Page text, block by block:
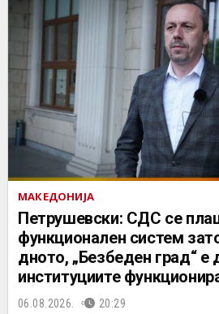
МАКЕДОНИЈА
Петрушевски: СДС се
функционален систем
дното, „Безбеден град“ е
институциите
06.08.2026. 20:29